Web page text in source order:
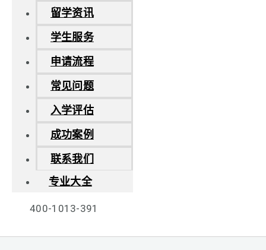
留学资讯
学生服务
申请流程
常见问题
入学评估
成功案例
联系我们
专业大全
400-1013-391